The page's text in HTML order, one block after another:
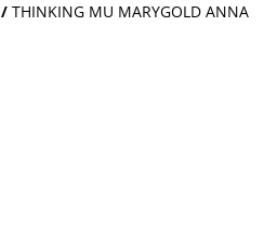
/ THINKING MU MARYGOLD ANNA